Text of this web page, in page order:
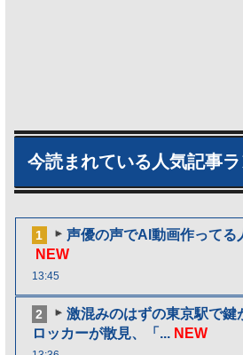
今読まれている人気記事
1
声優の声でAI動画作ってる
NEW
13:45
2
激混みのはずの東京駅で鍵
ロッカーが散見、「... NEW